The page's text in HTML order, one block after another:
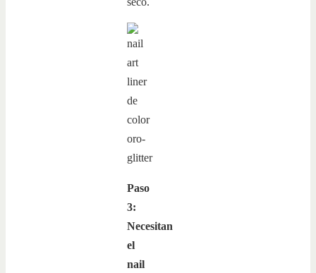
Paso
3:
Necesitan
el
nail